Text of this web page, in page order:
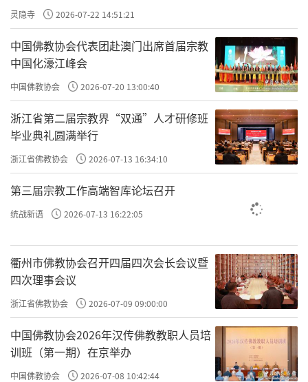
灵隐寺 2026-07-22 14:51:21
中国佛教协会代表团赴澳门出席首届宗教
中国化濠江峰会
中国佛教协会 2026-07-20 13:00:40
浙江省第二届宗教界“双通”人才研修班
毕业典礼圆满举行
浙江省佛教协会 2026-07-13 16:34:10
第三届宗教工作高端智库论坛召开
统战新语 2026-07-13 16:22:05
衢州市佛教协会召开四届四次会长会议暨
四次理事会议
浙江省佛教协会 2026-07-09 09:00:00
中国佛教协会2026年汉传佛教教职人员培
训班（第一期）在京举办
中国佛教协会 2026-07-08 10:42:44